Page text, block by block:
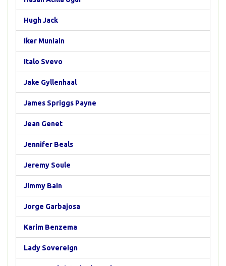
Hugh Jack
Iker Muniain
Italo Svevo
Jake Gyllenhaal
James Spriggs Payne
Jean Genet
Jennifer Beals
Jeremy Soule
Jimmy Bain
Jorge Garbajosa
Karim Benzema
Lady Sovereign